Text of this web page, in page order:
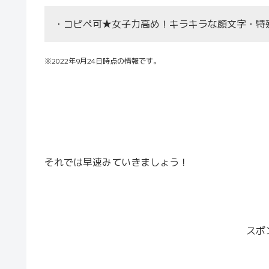
・コピペ可★女子力高め！キラキラな顔文字・特
※2022年9月24日時点の情報です。
それでは早速みていきましょう！
スポ